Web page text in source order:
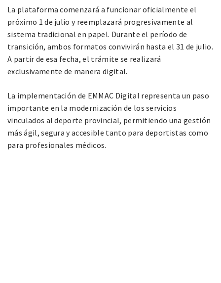
La plataforma comenzará a funcionar oficialmente el
próximo 1 de julio y reemplazará progresivamente al
sistema tradicional en papel. Durante el período de
transición, ambos formatos convivirán hasta el 31 de julio.
A partir de esa fecha, el trámite se realizará
exclusivamente de manera digital.
La implementación de EMMAC Digital representa un paso
importante en la modernización de los servicios
vinculados al deporte provincial, permitiendo una gestión
más ágil, segura y accesible tanto para deportistas como
para profesionales médicos.